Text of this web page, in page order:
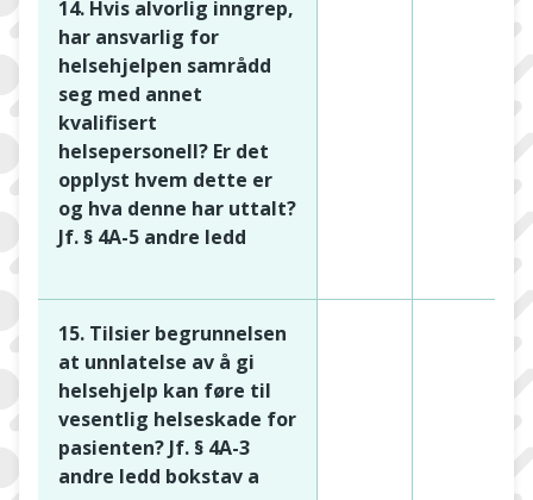
14. Hvis alvorlig inngrep,
har ansvarlig for
helsehjelpen samrådd
seg med annet
kvalifisert
helsepersonell? Er det
opplyst hvem dette er
og hva denne har uttalt?
Jf. § 4A-5 andre ledd
15. Tilsier begrunnelsen
at unnlatelse av å gi
helsehjelp kan føre til
vesentlig helseskade for
pasienten? Jf. § 4A-3
andre ledd bokstav a